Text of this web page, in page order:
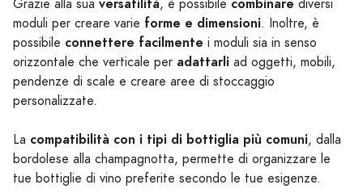
Grazie alla sua versatilità, è possibile combinare diversi
moduli per creare varie forme e dimensioni. Inoltre, è
possibile connettere facilmente i moduli sia in senso
orizzontale che verticale per adattarli ad oggetti, mobili,
pendenze di scale e creare aree di stoccaggio
personalizzate.
La compatibilità con i tipi di bottiglia più comuni, dalla
bordolese alla champagnotta, permette di organizzare le
tue bottiglie di vino preferite secondo le tue esigenze.